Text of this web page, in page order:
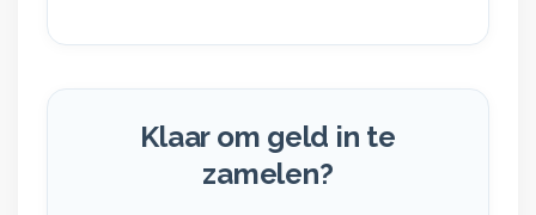
Klaar om geld in te
zamelen?